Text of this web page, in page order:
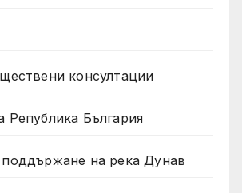
консултации
Република България
на река Дунав